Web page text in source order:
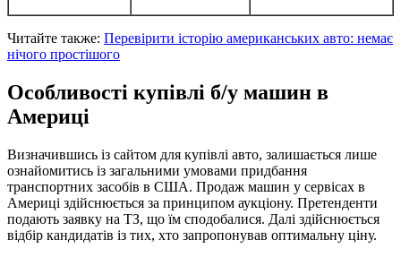
Читайте также: Перевірити історію американських авто: немає
нічого простішого
Особливості купівлі б/у машин в
Америці
Визначившись із сайтом для купівлі авто, залишається лише
ознайомитись із загальними умовами придбання
транспортних засобів в США. Продаж машин у сервісах в
Америці здійснюється за принципом аукціону. Претенденти
подають заявку на ТЗ, що їм сподобалися. Далі здійснюється
відбір кандидатів із тих, хто запропонував оптимальну ціну.